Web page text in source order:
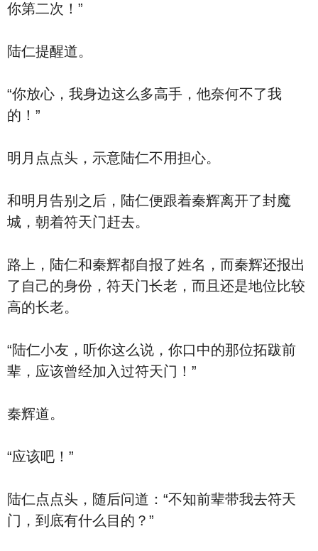
你第二次！”
陆仁提醒道。
“你放心，我身边这么多高手，他奈何不了我
的！”
明月点点头，示意陆仁不用担心。
和明月告别之后，陆仁便跟着秦辉离开了封魔
城，朝着符天门赶去。
路上，陆仁和秦辉都自报了姓名，而秦辉还报出
了自己的身份，符天门长老，而且还是地位比较
高的长老。
“陆仁小友，听你这么说，你口中的那位拓跋前
辈，应该曾经加入过符天门！”
秦辉道。
“应该吧！”
陆仁点点头，随后问道：“不知前辈带我去符天
门，到底有什么目的？”